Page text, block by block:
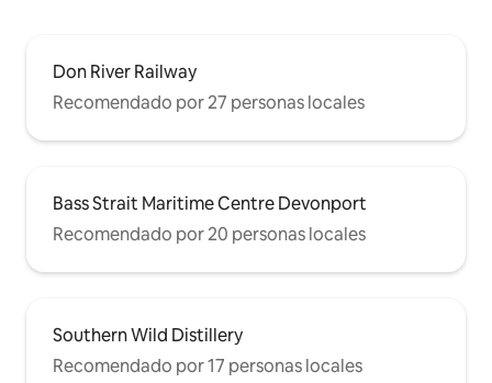
Don River Railway
Recomendado por 27 personas locales
Bass Strait Maritime Centre Devonport
Recomendado por 20 personas locales
Southern Wild Distillery
Recomendado por 17 personas locales